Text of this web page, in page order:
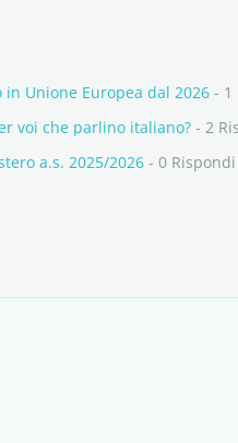
Unione Europea dal 2026 - 1
voi che parlino italiano? - 2
a.s. 2025/2026 - 0 Rispondi